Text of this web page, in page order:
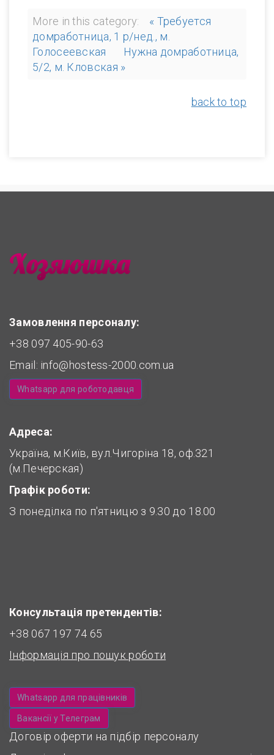
More in this category:
« Требуется
домработница, 1 р/нед., м.
Голосеевская
Нужна домработница,
5/2, м. Кловская »
back to top
Замовлення персоналу:
+38 097 405-90-63
Email: info@hostess-2000.com.ua
Whatsapp для роботодавця
Адреса:
Україна, м.Київ, вул.Чигоріна 18, оф.321
(м.Печерская)
Графік роботи:
З понеділка по п'ятницю з 9.30 до 18.00
Консультація претендентів:
+38 067 197 74 65
Інформація про пошук роботи
Whatsapp для працівників
Вакансії у Телеграм
Договір оферти на підбір персоналу